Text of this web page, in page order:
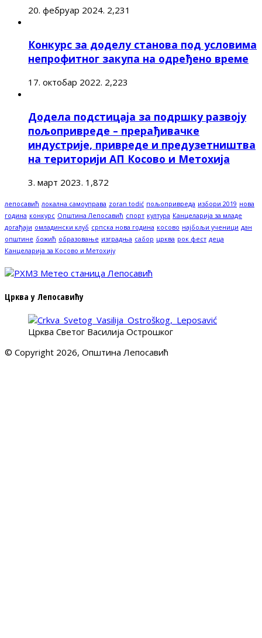
20. фебруар 2024. 2,231
Конкурс за доделу станова под условима
непрофитног закупа на одређено време
17. октобар 2022. 2,223
Додела подстицаја за подршку развоју
пољопривреде – прерађивачке
индустрије, привреде и предузетништва
на територији АП Косово и Метохија
3. март 2023. 1,872
лепосавић локална самоуправа zoran todić пољопривреда избори 2019 нова
година конкурс Општина Лепосавић спорт култура Канцеларија за младе
догађаји омладински клуб српска нова година косово најбољи ученици дан
општине божић образовање изградња сабор црква рок фест деца
Канцеларија за Косово и Метохију
Црква у Лепосавићу
Црква Светог Василија Острошког
© Copyright 2026, Општина Лепосавић